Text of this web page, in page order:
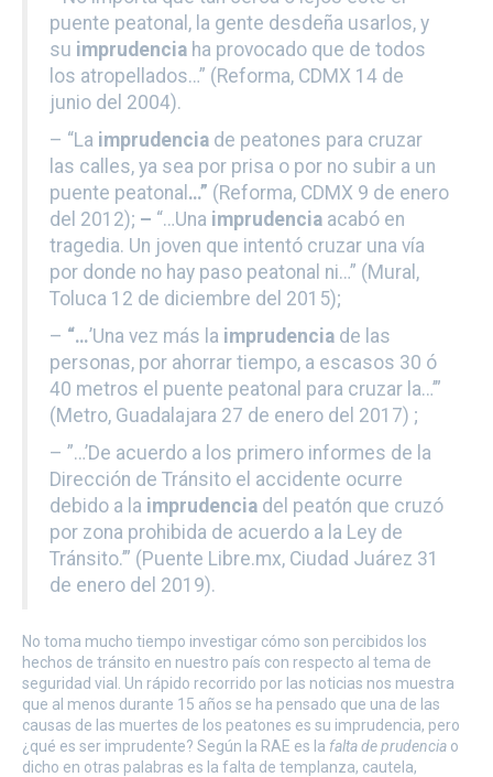
puente peatonal, la gente desdeña usarlos, y
su imprudencia ha provocado que de todos
los atropellados…” (Reforma, CDMX 14 de
junio del 2004).
– “La imprudencia de peatones para cruzar
las calles, ya sea por prisa o por no subir a un
puente peatonal …” (Reforma, CDMX 9 de enero
del 2012); – “…Una imprudencia acabó en
tragedia. Un joven que intentó cruzar una vía
por donde no hay paso peatonal ni…” (Mural,
Toluca 12 de diciembre del 2015);
– “…’Una vez más la imprudencia de las
personas, por ahorrar tiempo, a escasos 30 ó
40 metros el puente peatonal para cruzar la…’”
(Metro, Guadalajara 27 de enero del 2017) ;
– ”…’De acuerdo a los primero informes de la
Dirección de Tránsito el accidente ocurre
debido a la imprudencia del peatón que cruzó
por zona prohibida de acuerdo a la Ley de
Tránsito.’” (Puente Libre.mx, Ciudad Juárez 31
de enero del 2019).
No toma mucho tiempo investigar cómo son percibidos los
hechos de tránsito en nuestro país con respecto al tema de
seguridad vial. Un rápido recorrido por las noticias nos muestra
que al menos durante 15 años se ha pensado que una de las
causas de las muertes de los peatones es su imprudencia, pero
¿qué es ser imprudente? Según la RAE es la falta de prudencia o
dicho en otras palabras es la falta de templanza, cautela,